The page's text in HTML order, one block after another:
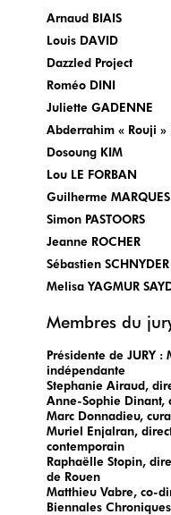
Arnaud BIAIS
Louis DAVID
Dazzled Project
Roméo DINI
Juliette GADENNE
Abderrahim « Rouji »
Dosoung KIM
Lou LE FORBAN
Guilherme MARQUES
Simon PASTOORS
Jeanne ROCHER
Sébastien SCHNYDER
Melisa YAGMUR
Membres du
Présidente de JURY
indépendante
Stephanie Airaud,
Anne-Sophie
Marc Donnadieu,
Muriel Enjalran,
contemporain
Raphaëlle Stopin,
de Rouen
Matthieu Vabre, co-
Biennales